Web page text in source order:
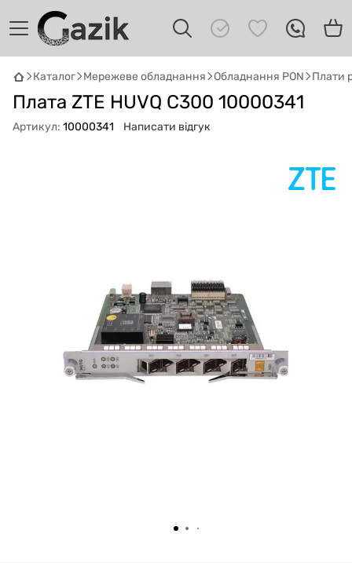
Каталог Мережеве обладнання Обладнання PON Плати
Плата ZTE HUVQ C300 10000341
Артикул: 10000341 Написати відгук
GAZIKAI
Онлайн · пошук техніки